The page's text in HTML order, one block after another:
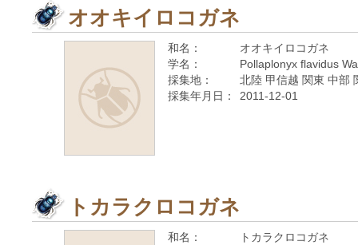
オオキイロコガネ
和名：
オオキイロコガネ
学名：
Pollaplonyx flavidus
採集地：
北陸 甲信越 関東 中部
採集年月日：
2011-12-01
トカラクロコガネ
和名：
トカラクロコガネ